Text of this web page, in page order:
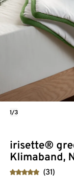
irisette®
Klimaband,
(31)
1/3